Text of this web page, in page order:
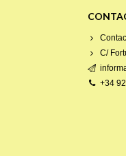
C/
+34